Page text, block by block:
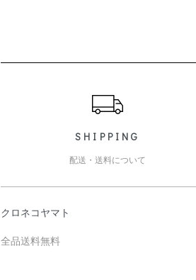
SHIPPING
配送・送料について
クロネコヤマト
全品送料無料